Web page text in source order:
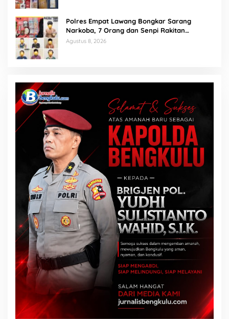
Polres Empat Lawang Bongkar Sarang
Narkoba, 7 Orang dan Senpi Rakitan
Diamankan
Agustus 8, 2026